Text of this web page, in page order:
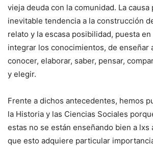
vieja deuda con la comunidad. La
inevitable tendencia a la construcción
relato y la escasa posibilidad, puesta
integrar los conocimientos, de enseñar
conocer, elaborar, saber, pensar,
y elegir.
Frente a dichos antecedentes, hemos
la Historia y las Ciencias Sociales
estas no se están enseñando bien a lxs
que esto adquiere particular